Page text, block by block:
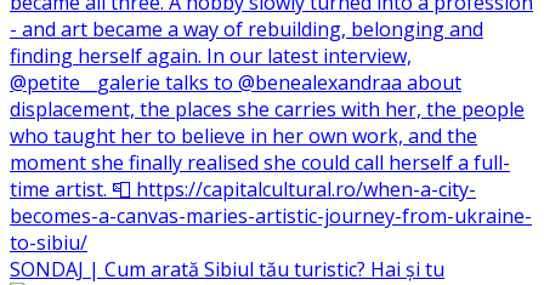
SONDAJ | Cum arată Sibiul tău turistic? Hai și tu